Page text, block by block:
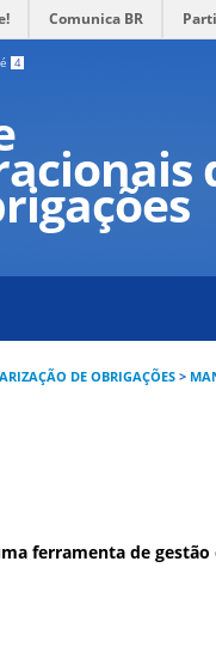
Comunica BR
4
DE OBRIGAÇÕES >
ferramenta de